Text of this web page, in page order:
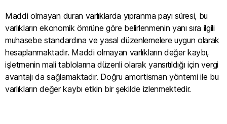
Maddi olmayan duran varlıklarda yıpranma payı süresi, bu
varlıkların ekonomik ömrüne göre belirlenmenin yanı sıra ilgili
muhasebe standardına ve yasal düzenlemelere uygun olarak
hesaplanmaktadır. Maddi olmayan varlıkların değer kaybı,
işletmenin mali tablolarına düzenli olarak yansıtıldığı için vergi
avantajı da sağlamaktadır. Doğru amortisman yöntemi ile bu
varlıkların değer kaybı etkin bir şekilde izlenmektedir.